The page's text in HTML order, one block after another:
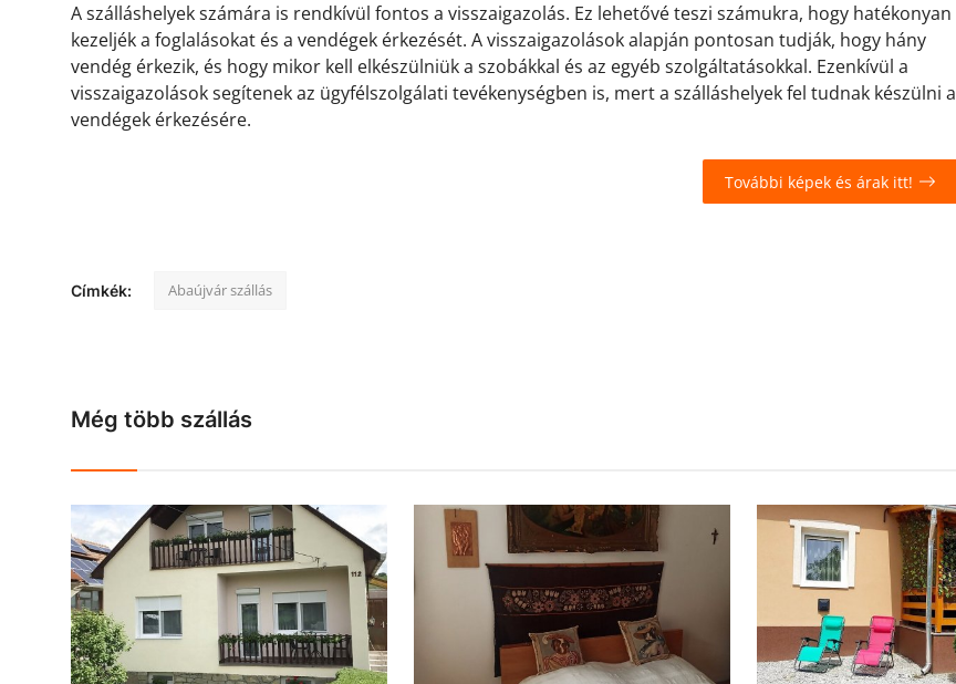
A szálláshelyek számára is rendkívül fontos a visszaigazolás. Ez lehetővé teszi számukra, hogy hatékonyan
kezeljék a foglalásokat és a vendégek érkezését. A visszaigazolások alapján pontosan tudják, hogy hány
vendég érkezik, és hogy mikor kell elkészülniük a szobákkal és az egyéb szolgáltatásokkal. Ezenkívül a
visszaigazolások segítenek az ügyfélszolgálati tevékenységben is, mert a szálláshelyek fel tudnak készülni a
vendégek érkezésére.
További képek és árak itt!
Címkék: Abaújvár szállás
Még több szállás